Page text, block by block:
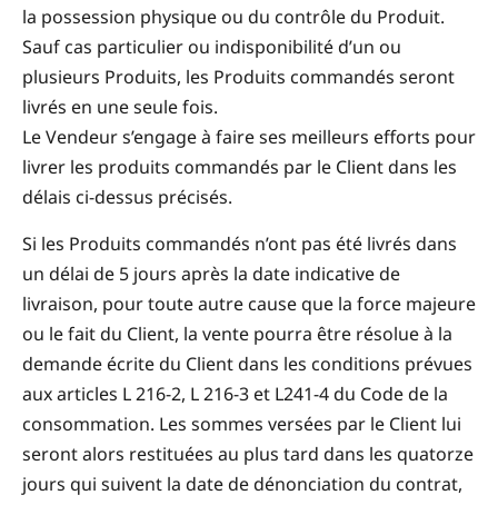
la possession physique ou du contrôle du Produit.
Sauf cas particulier ou indisponibilité d’un ou
plusieurs Produits, les Produits commandés seront
livrés en une seule fois.
Le Vendeur s’engage à faire ses meilleurs efforts pour
livrer les produits commandés par le Client dans les
délais ci-dessus précisés.
Si les Produits commandés n’ont pas été livrés dans
un délai de 5 jours après la date indicative de
livraison, pour toute autre cause que la force majeure
ou le fait du Client, la vente pourra être résolue à la
demande écrite du Client dans les conditions prévues
aux articles L 216-2, L 216-3 et L241-4 du Code de la
consommation. Les sommes versées par le Client lui
seront alors restituées au plus tard dans les quatorze
jours qui suivent la date de dénonciation du contrat,